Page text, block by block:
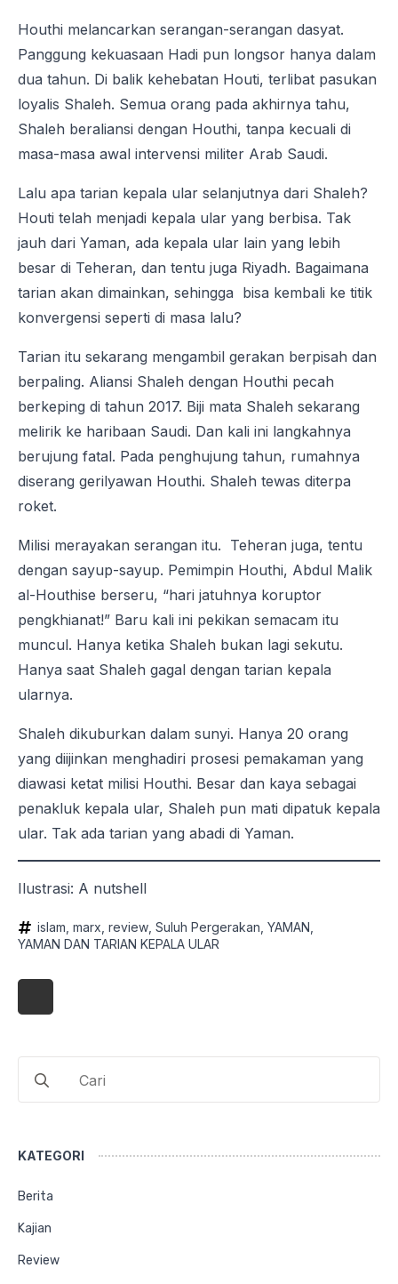
Houthi melancarkan serangan-serangan dasyat.
Panggung kekuasaan Hadi pun longsor hanya dalam
dua tahun. Di balik kehebatan Houti, terlibat pasukan
loyalis Shaleh. Semua orang pada akhirnya tahu,
Shaleh beraliansi dengan Houthi, tanpa kecuali di
masa-masa awal intervensi militer Arab Saudi.
Lalu apa tarian kepala ular selanjutnya dari Shaleh?
Houti telah menjadi kepala ular yang berbisa. Tak
jauh dari Yaman, ada kepala ular lain yang lebih
besar di Teheran, dan tentu juga Riyadh. Bagaimana
tarian akan dimainkan, sehingga bisa kembali ke titik
konvergensi seperti di masa lalu?
Tarian itu sekarang mengambil gerakan berpisah dan
berpaling. Aliansi Shaleh dengan Houthi pecah
berkeping di tahun 2017. Biji mata Shaleh sekarang
melirik ke haribaan Saudi. Dan kali ini langkahnya
berujung fatal. Pada penghujung tahun, rumahnya
diserang gerilyawan Houthi. Shaleh tewas diterpa
roket.
Milisi merayakan serangan itu. Teheran juga, tentu
dengan sayup-sayup. Pemimpin Houthi, Abdul Malik
al-Houthise berseru, “hari jatuhnya koruptor
pengkhianat!” Baru kali ini pekikan semacam itu
muncul. Hanya ketika Shaleh bukan lagi sekutu.
Hanya saat Shaleh gagal dengan tarian kepala
ularnya.
Shaleh dikuburkan dalam sunyi. Hanya 20 orang
yang diijinkan menghadiri prosesi pemakaman yang
diawasi ketat milisi Houthi. Besar dan kaya sebagai
penakluk kepala ular, Shaleh pun mati dipatuk kepala
ular. Tak ada tarian yang abadi di Yaman.
Ilustrasi: A nutshell
islam marx review Suluh Pergerakan YAMAN
YAMAN DAN TARIAN KEPALA ULAR
for:
KATEGORI
Berita
Kajian
Review